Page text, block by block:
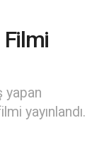
Filmi
yapan
yayınlandı.